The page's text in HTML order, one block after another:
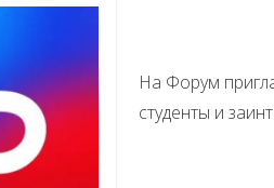
На Форум
студенты и